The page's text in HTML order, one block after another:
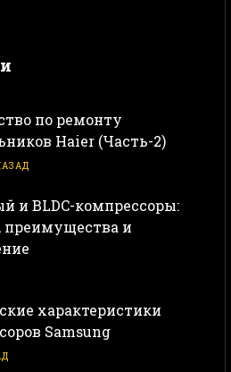
по ремонту
Haier (Часть-2)
и BLDC-компрессоры:
преимущества и
характеристики
Samsung